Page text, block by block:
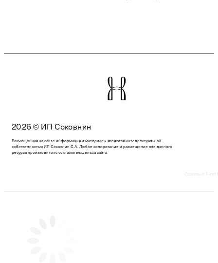
2026 © ИП Соковнин
Размещенная на сайте информация и материалы являются интеллектуальной
собственностью ИП Соковнин С.А. Любое копирование и размещение вне данного
ресурса производится с согласия владельца сайта.